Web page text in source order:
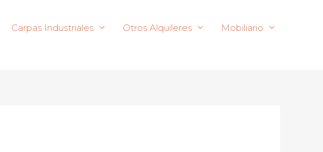
Carpas Industriales Otros Alquileres
Mobiliario